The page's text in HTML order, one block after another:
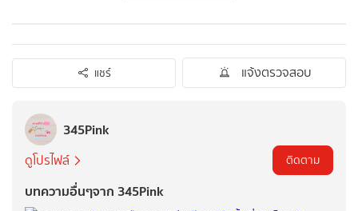
แชร์ แจ้งตรวจสอบ
345Pink
ดูโปรไฟล์ ติดตาม
บทความอื่นๆจาก 345Pink